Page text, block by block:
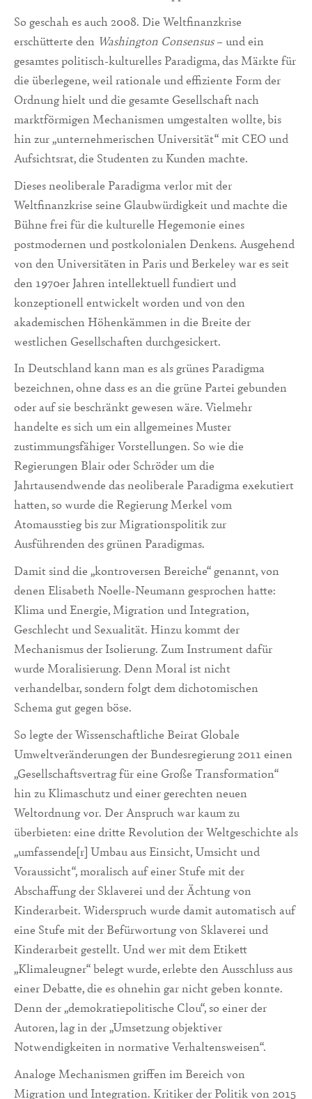
So geschah es auch 2008. Die Weltfinanzkrise
erschütterte den Washington Consensus– und ein
gesamtes politisch-kulturelles Paradigma, das Märkte für
die überlegene, weil rationale und effiziente Form der
Ordnung hielt und die gesamte Gesellschaft nach
marktförmigen Mechanismen umgestalten wollte, bis
hin zur „unternehmerischen Universität“ mit CEO und
Aufsichtsrat, die Studenten zu Kunden machte.
Dieses neoliberale Paradigma verlor mit der
Weltfinanzkrise seine Glaubwürdigkeit und machte die
Bühne frei für die kulturelle Hegemonie eines
postmodernen und postkolonialen Denkens. Ausgehend
von den Universitäten in Paris und Berkeley war es seit
den 1970er Jahren intellektuell fundiert und
konzeptionell entwickelt worden und von den
akademischen Höhenkämmen in die Breite der
westlichen Gesellschaften durchgesickert.
In Deutschland kann man es als grünes Paradigma
bezeichnen, ohne dass es an die grüne Partei gebunden
oder auf sie beschränkt gewesen wäre. Vielmehr
handelte es sich um ein allgemeines Muster
zustimmungsfähiger Vorstellungen. So wie die
Regierungen Blair oder Schröder um die
Jahrtausendwende das neoliberale Paradigma exekutiert
hatten, so wurde die Regierung Merkel vom
Atomausstieg bis zur Migrationspolitik zur
Ausführenden des grünen Paradigmas.
Damit sind die „kontroversen Bereiche“ genannt, von
denen Elisabeth Noelle-Neumann gesprochen hatte:
Klima und Energie, Migration und Integration,
Geschlecht und Sexualität. Hinzu kommt der
Mechanismus der Isolierung. Zum Instrument dafür
wurde Moralisierung. Denn Moral ist nicht
verhandelbar, sondern folgt dem dichotomischen
Schema gut gegen böse.
So legte der Wissenschaftliche Beirat Globale
Umweltveränderungen der Bundesregierung 2011 einen
„Gesellschaftsvertrag für eine Große Transformation“
hin zu Klimaschutz und einer gerechten neuen
Weltordnung vor. Der Anspruch war kaum zu
überbieten: eine dritte Revolution der Weltgeschichte als
„umfassende[r] Umbau aus Einsicht, Umsicht und
Voraussicht“, moralisch auf einer Stufe mit der
Abschaffung der Sklaverei und der Ächtung von
Kinderarbeit. Widerspruch wurde damit automatisch auf
eine Stufe mit der Befürwortung von Sklaverei und
Kinderarbeit gestellt. Und wer mit dem Etikett
„Klimaleugner“ belegt wurde, erlebte den Ausschluss aus
einer Debatte, die es ohnehin gar nicht geben konnte.
Denn der „demokratiepolitische Clou“, so einer der
Autoren, lag in der „Umsetzung objektiver
Notwendigkeiten in normative Verhaltensweisen“.
Analoge Mechanismen griffen im Bereich von
Migration und Integration. Kritiker der Politik von 2015